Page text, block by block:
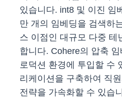
있습니다. int8 및 이진 임
만 개의 임베딩을 검색하
스 이점인 대규모 다중 테
합니다. Cohere의 압축
로덕션 환경에 투입할 수
리케이션을 구축하여 직
전략을 가속화할 수 있습